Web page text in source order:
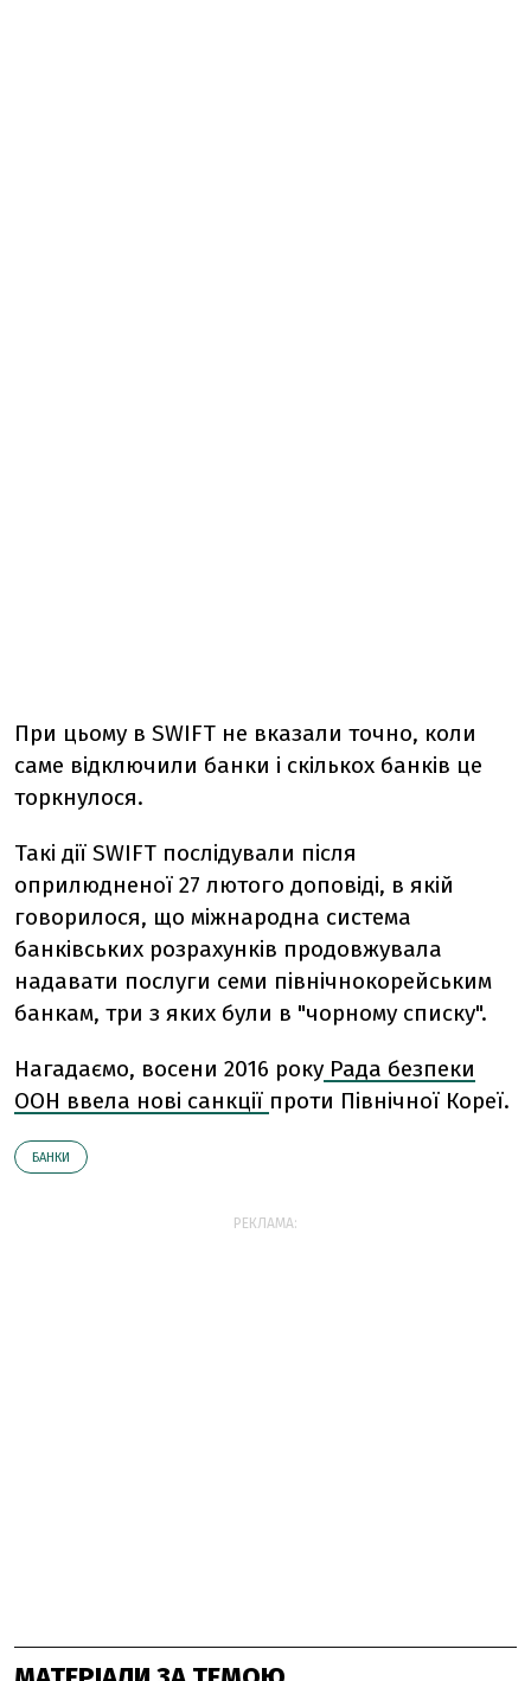
При цьому в SWIFT не вказали точно, коли
саме відключили банки і скількох банків це
торкнулося.
Такі дії SWIFT послідували після
оприлюдненої 27 лютого доповіді, в якій
говорилося, що міжнародна система
банківських розрахунків продовжувала
надавати послуги семи північнокорейським
банкам, три з яких були в "чорному списку".
Нагадаємо, восени 2016 року Рада безпеки
ООН ввела нові санкції проти Північної Кореї.
БАНКИ
РЕКЛАМА: